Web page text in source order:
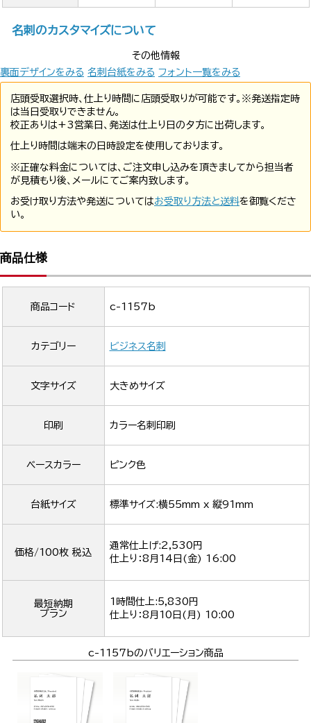
名刺のカスタマイズについて
その他情報
裏面デザインをみる 名刺台紙をみる フォント一覧をみる
店頭受取選択時、仕上り時間に店頭受取りが可能です。※発送指定時
は当日受取りできません。
校正ありは+3営業日、発送は仕上り日の夕方に出荷します。
仕上り時間は端末の日時設定を使用しております。
※正確な料金については、ご注文申し込みを頂きましてから担当者
が見積もり後、メールにてご案内致します。
お受け取り方法や発送についてはお受取り方法と送料を御覧くださ
い。
商品仕様
商品コード c-1157b
カテゴリー ビジネス名刺
文字サイズ 大きめサイズ
印刷 カラー名刺印刷
ベースカラー ピンク色
台紙サイズ 標準サイズ:横55mm x 縦91mm
価格/100枚 税込
通常仕上げ:2,530円
仕上り：8月14日(金) 16:00
最短納期
プラン
1時間仕上:5,830円
仕上り：8月10日(月) 10:00
c-1157bのバリエーション商品